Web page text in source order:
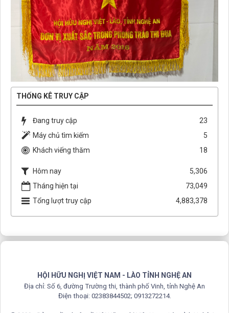
THỐNG KÊ TRUY CẬP
Đang truy cập
23
Máy chủ tìm kiếm
5
Khách viếng thăm
18
Hôm nay
5,306
Tháng hiện tại
73,049
Tổng lượt truy cập
4,883,378
HỘI HỮU NGHỊ VIỆT NAM - LÀO TỈNH NGHỆ AN
Địa chỉ: Số 6, đường Trường thi, thành phố Vinh, tỉnh Nghệ An
Điện thoại: 02383844502; 0913272214.